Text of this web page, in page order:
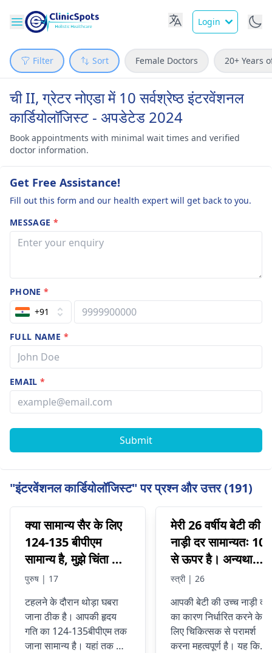
Login
Filter Sort Female Doctors 20+ Years
ची II, ग्रेटर नोएडा में 10 सर्वश्रेष्ठ इंटरवेंशनल
कार्डियोलॉजिस्ट - अपडेटेड 2024
Book appointments with minimal wait times and verified
doctor information.
Get Free Assistance!
Fill out this form and our health expert will get back to you.
MESSAGE *
PHONE*
+91
FULL NAME *
EMAIL*
Submit
"इंटरवेंशनल कार्डियोलॉजिस्ट" पर प्रश्न और उत्तर (191)
क्या सामान्य सैर के लिए
124-135 बीपीएम
सामान्य है, मुझे चिंता भी
है, मैं 17 साल का हूं और
वजन 55 किलोग्राम है,
मैंने 150 बीपीएम तक
कुछ बढ़ोतरी देखी है,
लेकिन केवल कुछ सेकंड
पुरुष | 17
टहलने के दौरान थोड़ा घबरा
जाना ठीक है। आपकी हृदय
गति का 124-135बीपीएम तक
जाना सामान्य है। यहां तक ​​कि
मेरी 26 वर्षीय बेटी की
नाड़ी दर सामान्यतः 100
से ऊपर है। अन्यथा
उसका स्वास्थ्य सामान्य
है। मुझे क्या करना
चाहिए?
स्त्री | 26
आपकी बेटी की उच्च नाड़ी दर
का कारण निर्धारित करने के
लिए चिकित्सक से परामर्श
करना महत्वपूर्ण है। यह किसी